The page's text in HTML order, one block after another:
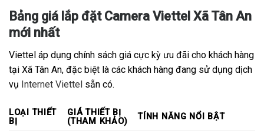
Bảng giá lắp đặt Camera Viettel Xã Tân An
mới nhất
Viettel áp dụng chính sách giá cực kỳ ưu đãi cho khách hàng
tại Xã Tân An, đặc biệt là các khách hàng đang sử dụng dịch
vụ Internet Viettel sẵn có.
LOẠI THIẾT
BỊ
GIÁ THIẾT BỊ
(THAM KHẢO)
TÍNH NĂNG NỔI BẬT